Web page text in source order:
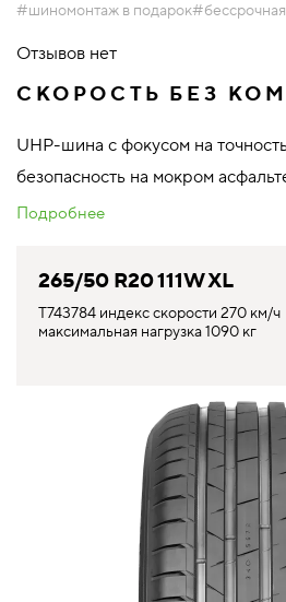
#шиномонтаж в подарок
Отзывов нет
СКОРОСТЬ БЕЗ
UHP-шина с фокусом на
безопасность на мокром
Подробнее
265/50 R20 111W XL
T743784 индекс скорости 270 км/ч
максимальная нагрузка 1090 кг